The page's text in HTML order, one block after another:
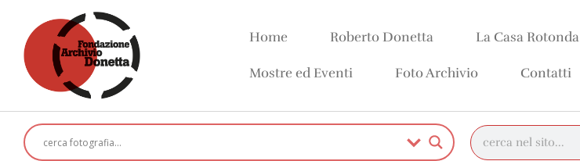
Home Roberto Donetta La Casa Rotonda
Mostre ed Eventi Foto Archivio Contatti